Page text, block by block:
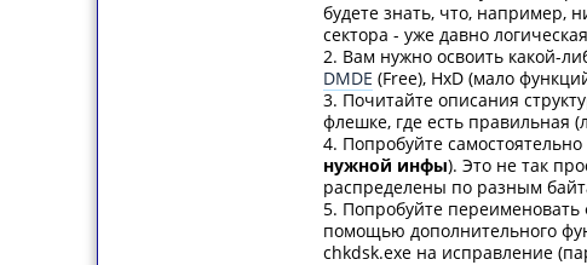
будете знать, что, например,
сектора - уже давно
2. Вам нужно освоить какой-
DMDE (Free), HxD (мало
3. Почитайте описания
флешке, где есть правильная
4. Попробуйте
нужной инфы). Это не так
распределены по разным
5. Попробуйте переименовать
помощью дополнительного
chkdsk.exe на исправление